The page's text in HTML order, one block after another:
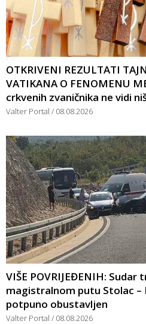
OTKRIVENI REZULTATI
VATIKANA O FENOMENU
crkvenih zvaničnika ne vidi
Valter Portal 08.08.2026
VIŠE POVRIJEĐENIH: Sudar
magistralnom putu Stolac –
potpuno obustavljen
Valter Portal 08.08.2026